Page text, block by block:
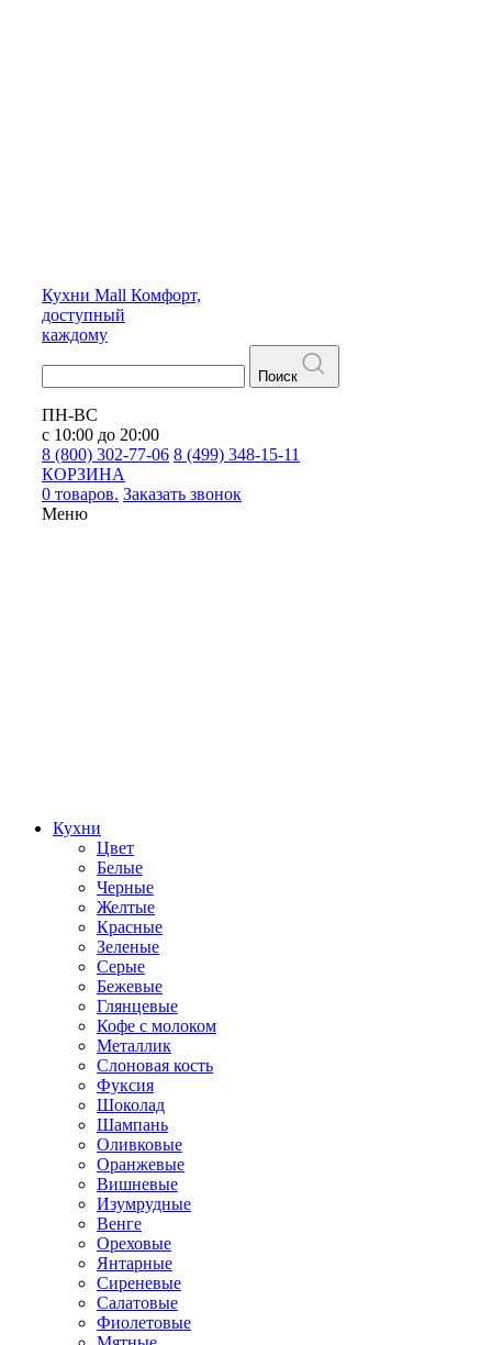
Кухни Mall Комфорт,
доступный
каждому
Поиск
ПН-ВС
с 10:00 до 20:00
8 (800) 302-77-06 8 (499) 348-15-11
КОРЗИНА
0 товаров. Заказать звонок
Меню
Кухни
Цвет
Белые
Черные
Желтые
Красные
Зеленые
Серые
Бежевые
Глянцевые
Кофе с молоком
Металлик
Слоновая кость
Фуксия
Шоколад
Шампань
Оливковые
Оранжевые
Вишневые
Изумрудные
Венге
Ореховые
Янтарные
Сиреневые
Салатовые
Фиолетовые